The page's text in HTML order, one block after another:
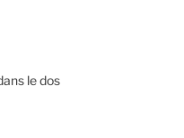
le dos